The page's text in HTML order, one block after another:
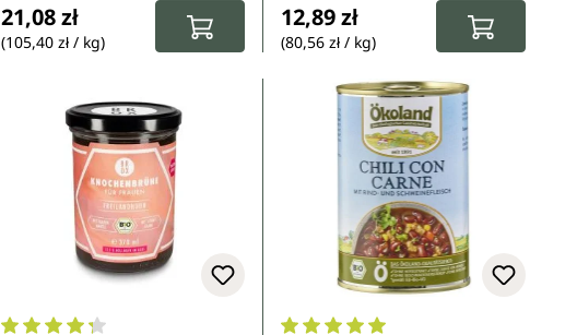
21,08 zł
(105,40 zł / kg)
12,89 zł
(80,56 zł / kg)